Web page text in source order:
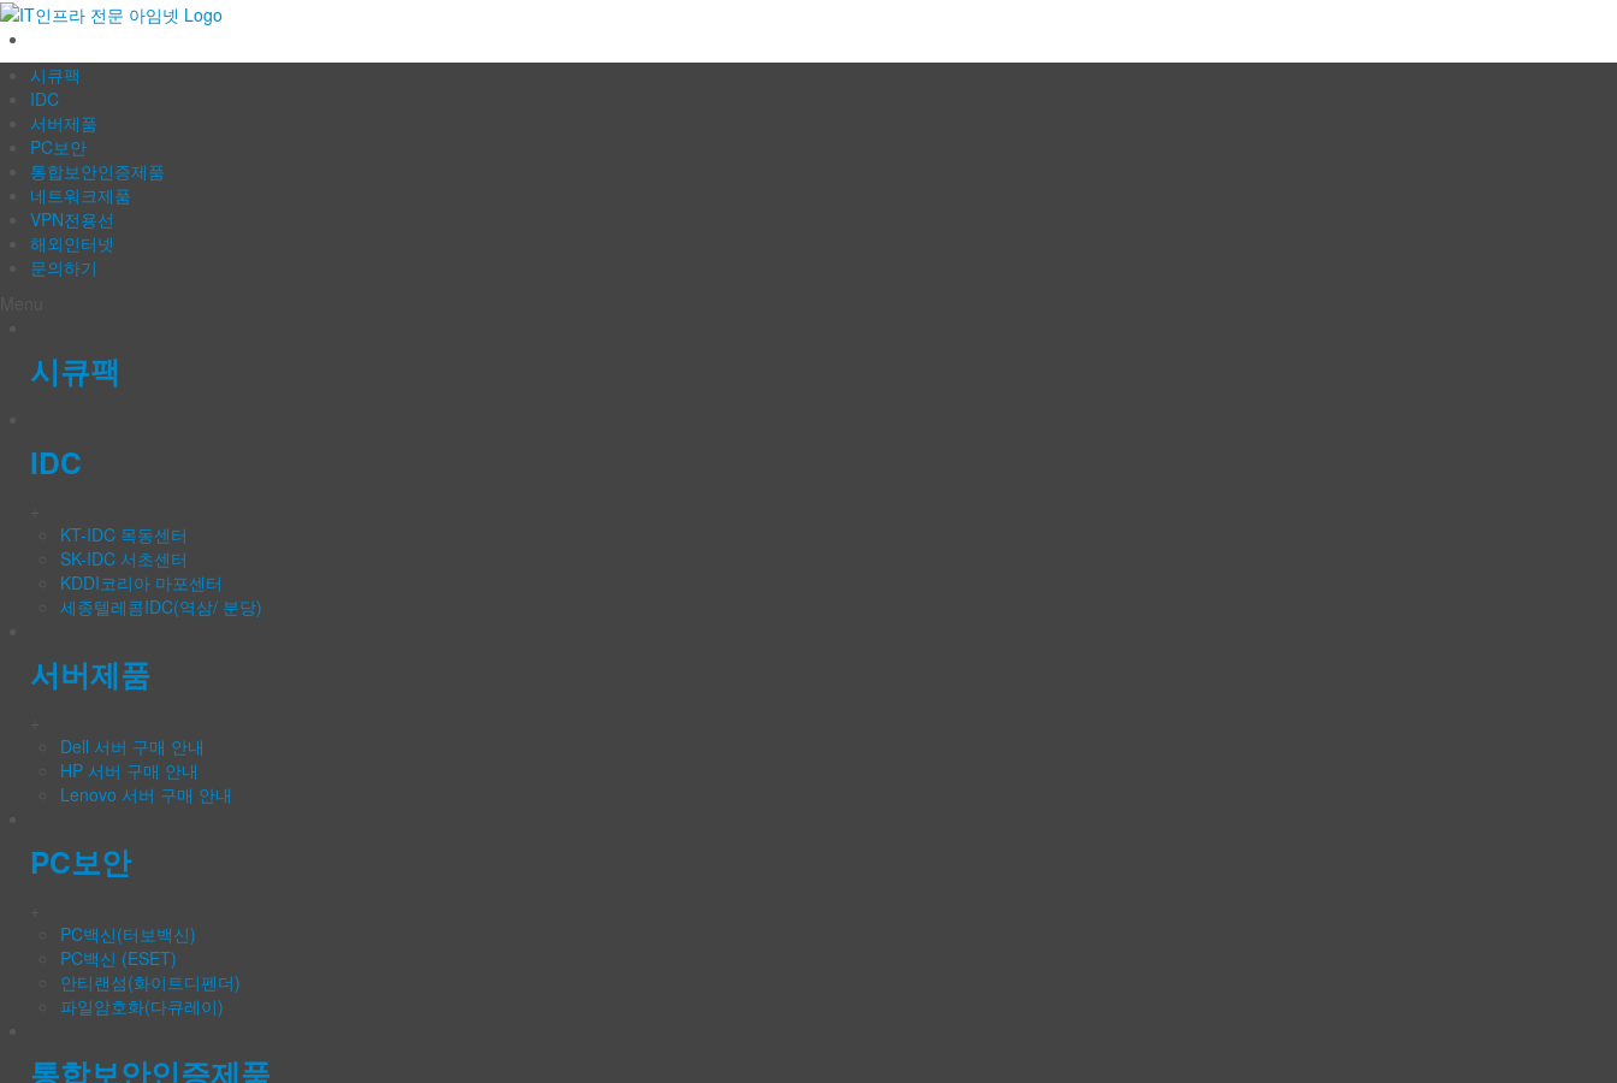
IT인프라 전문 아임넷
시큐팩
IDC
서버제품
PC보안
통합보안인증제품
네트워크제품
VPN전용선
해외인터넷
문의하기
시큐팩
IDC
KT-IDC 목동센터
SK-IDC 서초센터
KDDI코리아 마포센터
세종텔레콤IDC(역삼/ 분당)
서버제품
Dell 서버 구매 안내
HP 서버 구매 안내
Lenovo 서버 구매 안내
PC보안
PC백신(터보백신)
PC백신 (ESET)
안티랜섬(화이트디펜더)
파일암호화(다큐레이)
통합보안인증제품